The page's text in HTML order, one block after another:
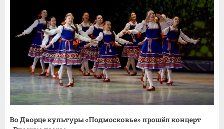
Во Дворце культуры «Подмосковье» прошёл концерт